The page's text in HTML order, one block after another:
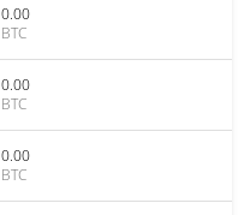
0.00
BTC
0.00
BTC
0.00
BTC